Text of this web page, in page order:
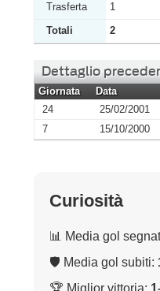
Trasferta
1
Totali
2
Dettaglio
Giornata Data
24
25/02/2001
7
15/10/2000
Curiosità
📊 Media gol
🛡 Media gol subiti: